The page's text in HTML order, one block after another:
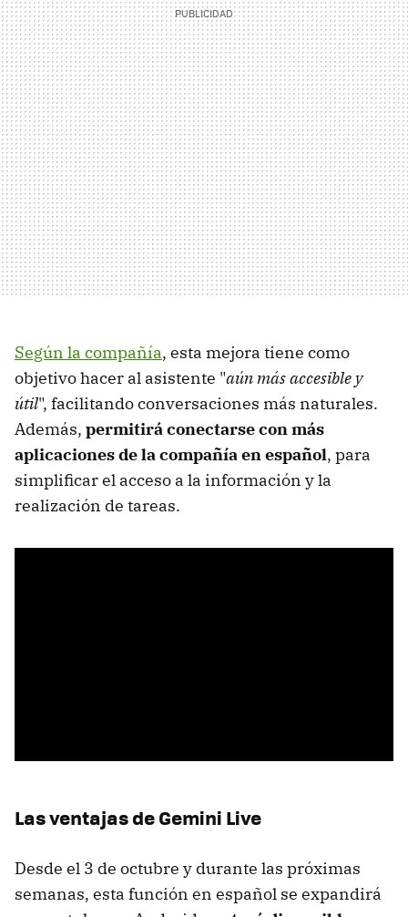
Según la compañía, esta mejora tiene como
objetivo hacer al asistente "aún más accesible y
útil", facilitando conversaciones más naturales.
Además, permitirá conectarse con más
aplicaciones de la compañía en español, para
simplificar el acceso a la información y la
realización de tareas.
Las ventajas de Gemini Live
Desde el 3 de octubre y durante las próximas
semanas, esta función en español se expandirá